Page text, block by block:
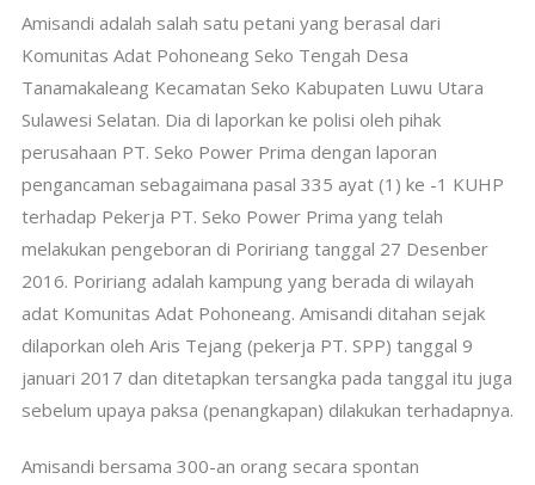
Amisandi adalah salah satu petani yang berasal dari
Komunitas Adat Pohoneang Seko Tengah Desa
Tanamakaleang Kecamatan Seko Kabupaten Luwu Utara
Sulawesi Selatan. Dia di laporkan ke polisi oleh pihak
perusahaan PT. Seko Power Prima dengan laporan
pengancaman sebagaimana pasal 335 ayat (1) ke -1 KUHP
terhadap Pekerja PT. Seko Power Prima yang telah
melakukan pengeboran di Poririang tanggal 27 Desenber
2016. Poririang adalah kampung yang berada di wilayah
adat Komunitas Adat Pohoneang. Amisandi ditahan sejak
dilaporkan oleh Aris Tejang (pekerja PT. SPP) tanggal 9
januari 2017 dan ditetapkan tersangka pada tanggal itu juga
sebelum upaya paksa (penangkapan) dilakukan terhadapnya.
Amisandi bersama 300-an orang secara spontan